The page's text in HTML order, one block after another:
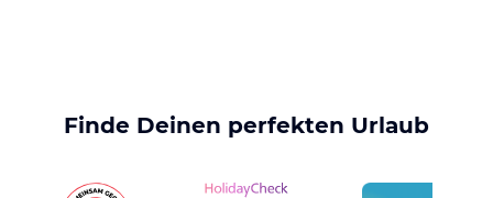
Finde Deinen perfekten Urlaub